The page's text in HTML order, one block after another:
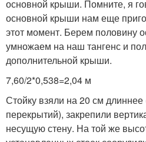
основной крыши. Помните, я
основной крыши нам еще
этот момент. Берем половину
умножаем на наш тангенс и
дополнительной крыши.
7,60/2*0,538=2,04 м
Стойку взяли на 20 см
перекрытий), закрепили
несущую стену. На той же